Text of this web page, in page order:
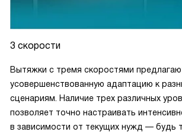
образом, уход за вытяжкой не
настоящим украшением моей кухни и
3 скорости
Вытяжки с тремя скоростями
усовершенствованную адаптацию к
сценариям. Наличие трех различных
позволяет точно настраивать
в зависимости от текущих нужд — будь